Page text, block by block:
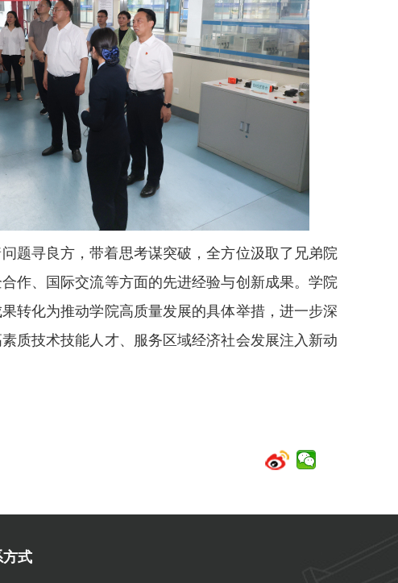
题寻良方，带着思考谋突破，全方位汲取了兄弟院
作、国际交流等方面的先进经验与创新成果。学院
转化为推动学院高质量发展的具体举措，进一步深
质技术技能人才、服务区域经济社会发展注入新动
方式